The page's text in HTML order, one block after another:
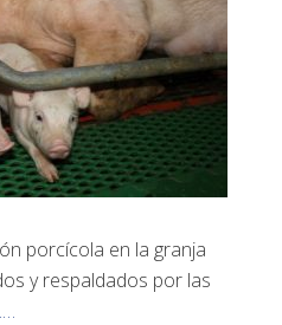
porcícola en la granja
y respaldados por las